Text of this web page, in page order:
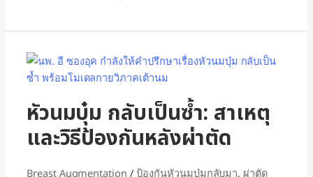
หัวนมบุ๋ม กลับเป็นซ้ำ: สาเหตุ
และวิธีป้องกันหลังผ่าตัด
Breast Augmentation /ป้องกันหัวนมบุ๋มกลับมา, ผ่าตัด